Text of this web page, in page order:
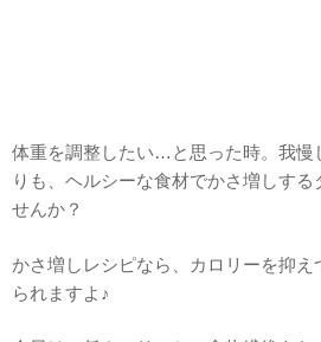
体重を調整したい…と思った時。我慢
りも、ヘルシーな食材でかさ増しする
せんか？
かさ増しレシピなら、カロリーを抑
られますよ♪